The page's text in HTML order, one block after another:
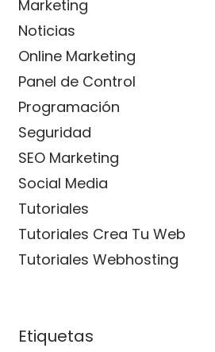
Marketing
Noticias
Online Marketing
Panel de Control
Programación
Seguridad
SEO Marketing
Social Media
Tutoriales
Tutoriales Crea Tu Web
Tutoriales Webhosting
Etiquetas